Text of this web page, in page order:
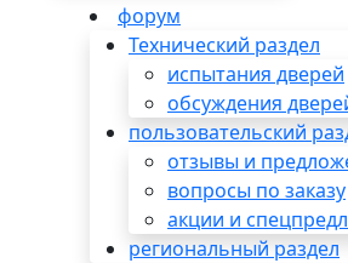
форум
Технический раздел
испытания дверей
обсуждения
пользовательский
отзывы и
вопросы по заказу
акции и
региональный раздел